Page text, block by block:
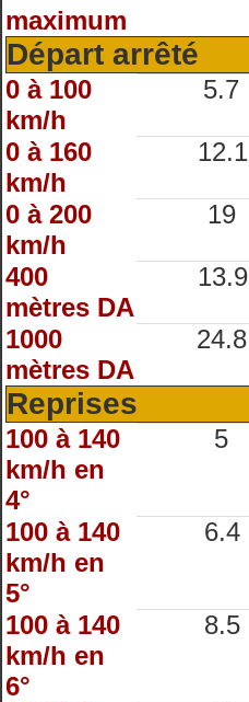
maximum
Départ arrêté
0 à 100
km/h
5.7
0 à 160
km/h
12.1
0 à 200
km/h
19
400
mètres DA
13.9
1000
mètres DA
24.8
Reprises
100 à 140
km/h en
4°
5
100 à 140
km/h en
5°
6.4
100 à 140
km/h en
6°
8.5